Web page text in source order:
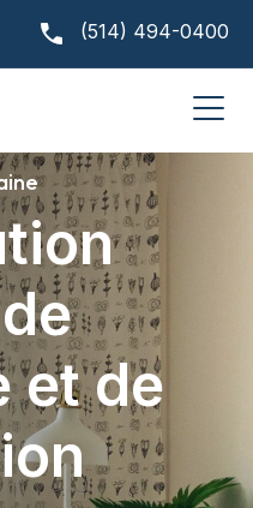
(514) 494-0400
et de